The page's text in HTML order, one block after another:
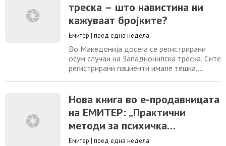
истражувачки центар од ваков вид во
земјата. Проектот претставува спој на
современи дигитални технологии,
вештачка интелигенција и паметни
треска – што навистина ни
кажуваат бројките?
Емитер | пред една недела
Во Македонија досега се регистрирани
осум случаи на Западнонилска треска. Сите
регистрирани пациенти имале тешка,
Оваа информација заслужува малку
подлабоко епидемиолошко разгледување.
Рубрика: Медицина Соработник: Драган
Даниловски Датум: Среда, 29 Јули, 2026 -
Нова книга во е-продавницата
на ЕМИТЕР: „Практични
методи за психичка
самоодбрана“
Емитер | пред една недела